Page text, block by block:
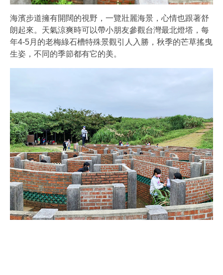
海濱步道擁有開闊的視野，一覽壯麗海景，心情也跟著舒
朗起來。天氣涼爽時可以帶小朋友參觀台灣最北燈塔，每
年4-5月的老梅綠石槽特殊景觀引人入勝，秋季的芒草搖曳
生姿，不同的季節都有它的美。